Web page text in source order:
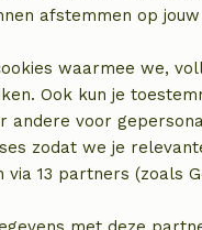
afstemmen op
waarmee we,
Ook kun je
andere voor
zodat we je
13 partners (zoals